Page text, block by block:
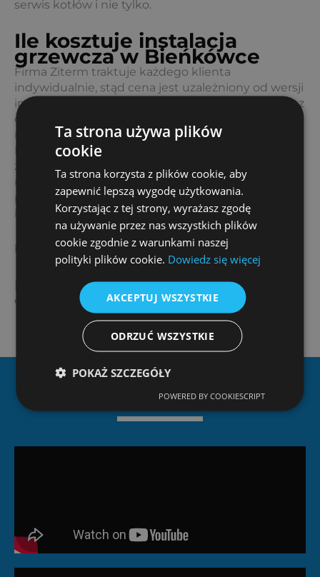
serwis kotłów i nie tylko.
Ile kosztuje instalacja
grzewcza w Bieńkówce
Firma Ziterm traktuje każdego klienta
indywidualnie, stąd cena jest uzależniony od wersji
instalacji, powierzchni, gdzie będzie wykonana oraz
dostępności do miejsca przewidywanego
montażu.
Bieńkówka to Twoje miasto? Idealnie! Napisz lub
zadzwoń do nas, a nasi konsultanci przedstawią
różne możliwości, jakie pomogą uzyskać
przewidywaną efektywność przez poszczególne
instalacje grzewcze.
biuro@ziterm.pl
[page-generator-pro-related-links limit=”4″
orderby=”rand” order=”asc” group_id=”1249″]
Dlaczego Ziterm?
Ta strona używa plików
cookie
Ta strona korzysta z plików cookie, aby
zapewnić lepszą wygodę użytkowania.
Korzystając z tej strony, wyrażasz zgodę
na używanie przez nas wszystkich plików
cookie zgodnie z warunkami naszej
polityki plików cookie. Dowiedz się więcej
AKCEPTUJ WSZYSTKIE
ODRZUĆ WSZYSTKIE
POKAŻ SZCZEGÓŁY
POWERED BY COOKIESCRIPT